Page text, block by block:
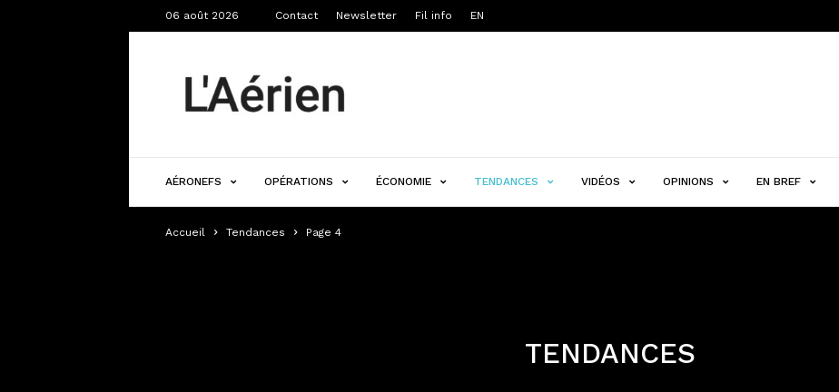
06 août 2026 Contact Newsletter Fil info EN
AÉRONEFS OPÉRATIONS ÉCONOMIE TENDANCES VIDÉOS OPINIONS EN BREF
Accueil Tendances Page 4
TENDANCES